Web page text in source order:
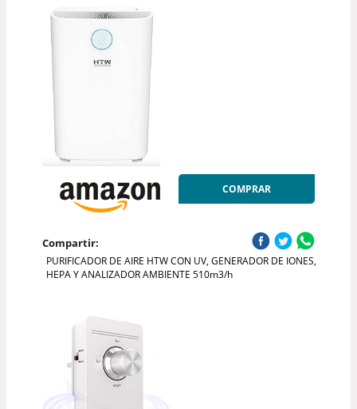
COMPRAR
Compartir:
PURIFICADOR DE AIRE HTW CON UV, GENERADOR DE IONES,
HEPA Y ANALIZADOR AMBIENTE 510m3/h